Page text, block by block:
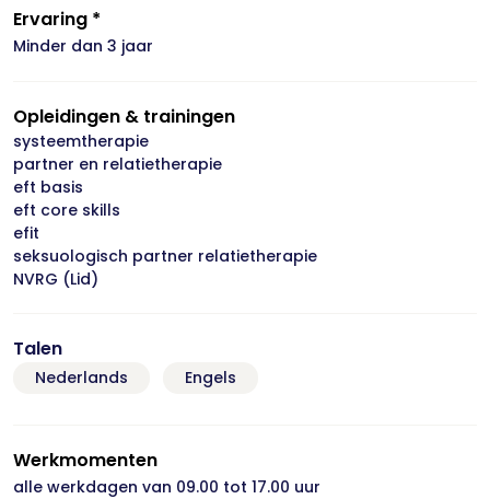
Ervaring *
Minder dan 3 jaar
Opleidingen & trainingen
systeemtherapie
partner en relatietherapie
eft basis
eft core skills
efit
seksuologisch partner relatietherapie
NVRG (Lid)
Talen
Nederlands Engels
Werkmomenten
alle werkdagen van 09.00 tot 17.00 uur